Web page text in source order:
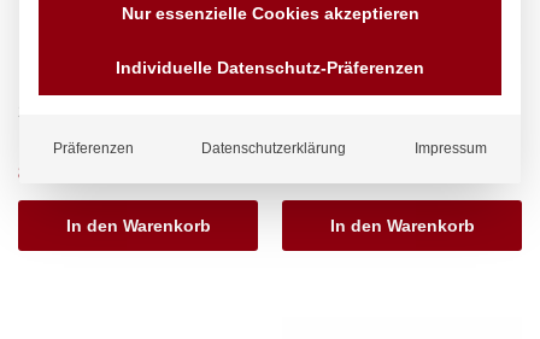
Marke: Hendi
86,57
In den Warenkorb
Marke: Hendi
In den Warenkorb
Nur essenzielle Cookies akzeptieren
Individuelle Datenschutz-Präferenzen
Präferenzen Datenschutzerklärung Impressum